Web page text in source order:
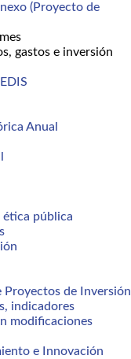
(Proyecto de
gastos e inversión
Anual
ética pública
Proyectos de Inversión
indicadores
modificaciones
e Innovación